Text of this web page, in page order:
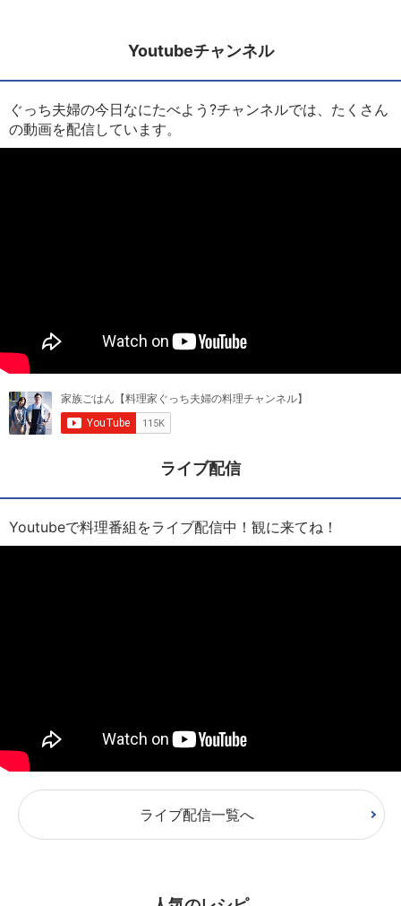
Youtubeチャンネル
ぐっち夫婦の今日なにたべよう?チャンネルでは、たくさん
の動画を配信しています。
ライブ配信
Youtubeで料理番組をライブ配信中！観に来てね！
ライブ配信一覧へ